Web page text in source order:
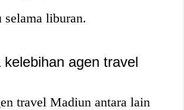
selama liburan.
kelebihan agen travel
travel Madiun antara lain